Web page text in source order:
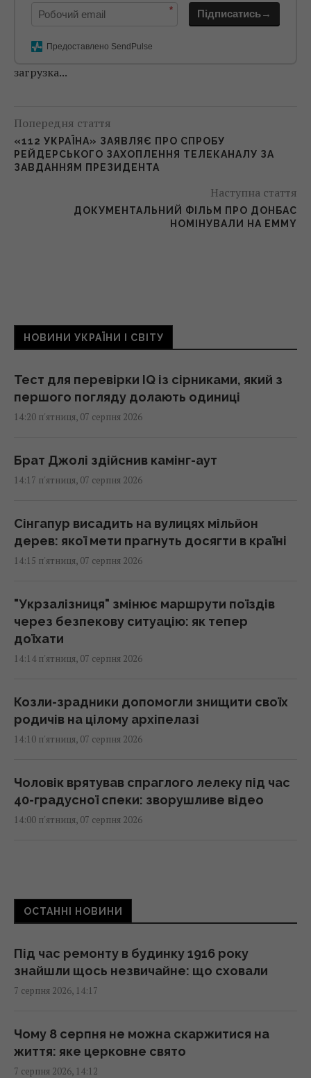
* Підписатись→
Предоставлено SendPulse
загрузка...
Попередня стаття
«112 УКРАЇНА» ЗАЯВЛЯЄ ПРО СПРОБУ
РЕЙДЕРСЬКОГО ЗАХОПЛЕННЯ ТЕЛЕКАНАЛУ ЗА
ЗАВДАННЯМ ПРЕЗИДЕНТА
Наступна стаття
ДОКУМЕНТАЛЬНИЙ ФІЛЬМ ПРО ДОНБАС
НОМІНУВАЛИ НА EMMY
НОВИНИ УКРАЇНИ І СВІТУ
Тест для перевірки IQ із сірниками, який з
першого погляду долають одиниці
14:20 п'ятниця, 07 серпня 2026
Брат Джолі здійснив камінг-аут
14:17 п'ятниця, 07 серпня 2026
Сінгапур висадить на вулицях мільйон
дерев: якої мети прагнуть досягти в країні
14:15 п'ятниця, 07 серпня 2026
"Укрзалізниця" змінює маршрути поїздів
через безпекову ситуацію: як тепер
доїхати
14:14 п'ятниця, 07 серпня 2026
Козли-зрадники допомогли знищити своїх
родичів на цілому архіпелазі
14:10 п'ятниця, 07 серпня 2026
Чоловік врятував спраглого лелеку під час
40-градусної спеки: зворушливе відео
14:00 п'ятниця, 07 серпня 2026
13:54 п'ятниця, 07 серпня 2026
серед лідерів
13:51 п'ятниця, 07 серпня 2026
через грубість: причини набагато глибші
13:31 п'ятниця, 07 серпня 2026
ОСТАННІ НОВИНИ
Під час ремонту в будинку 1916 року
знайшли щось незвичайне: що сховали
7 серпня 2026, 14:17
Чому 8 серпня не можна скаржитися на
життя: яке церковне свято
7 серпня 2026, 14:12